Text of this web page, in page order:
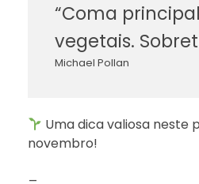
“Coma
vegetais.
Michael Pollan
Uma dica valiosa neste
novembro!